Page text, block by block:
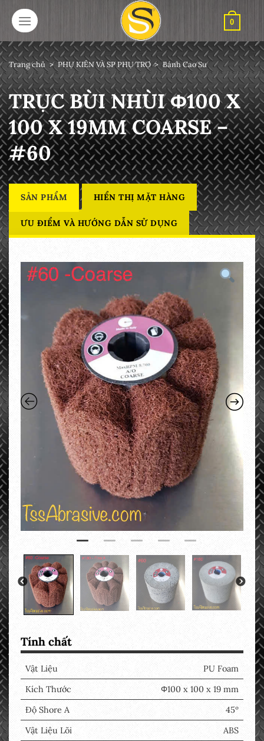
qua
dung
0
Trang chủ > PHỤ KIÊN VÀ SP PHỤ TRỢ > Bánh Cao Su
TRỤC BÙI NHÙI Φ100 X
100 X 19MM COARSE –
#60
SẢN PHẨM HIỂN THỊ MẶT HÀNG
ƯU ĐIỂM VÀ HƯỚNG DẪN SỬ DỤNG
Tính chất
Vật Liệu
PU Foam
Kích Thước
Φ100 x 100 x 19 mm
Độ Shore A
45º
Vật Liệu Lõi
ABS